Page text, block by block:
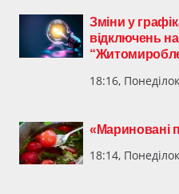
Зміни у
відключень
18:16,
«Мариновані
18:14,